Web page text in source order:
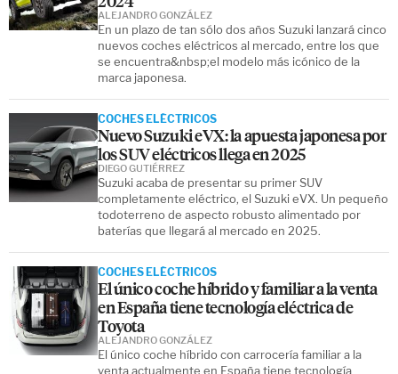
En un plazo de tan sólo dos años Suzuki lanzará cinco
nuevos coches eléctricos al mercado, entre los que
se encuentra&nbsp;el modelo más icónico de la
marca japonesa.
ALEJANDRO GONZÁLEZ
COCHES ELÉCTRICOS
Nuevo Suzuki eVX: la apuesta japonesa por
los SUV eléctricos llega en 2025
Suzuki acaba de presentar su primer SUV
completamente eléctrico, el Suzuki eVX. Un pequeño
todoterreno de aspecto robusto alimentado por
baterías que llegará al mercado en 2025.
DIEGO GUTIÉRREZ
COCHES ELÉCTRICOS
El único coche híbrido y familiar a la venta
en España tiene tecnología eléctrica de
Toyota
El único coche híbrido con carrocería familiar a la
venta actualmente en España tiene tecnología
ALEJANDRO GONZÁLEZ